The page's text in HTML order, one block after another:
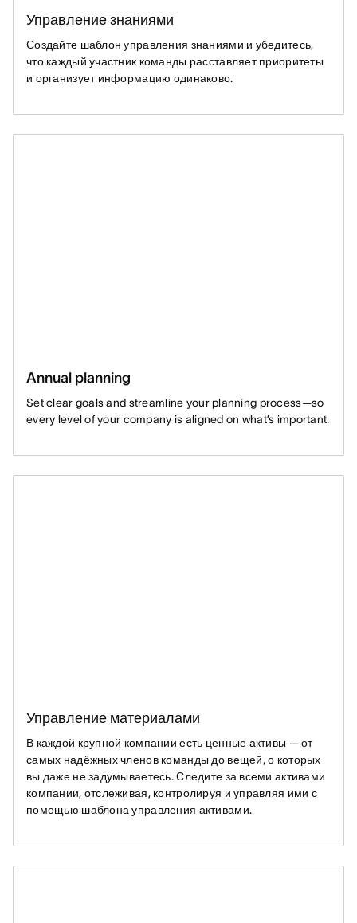
Управление знаниями
Создайте шаблон управления знаниями и убедитесь,
что каждый участник команды расставляет приоритеты
и организует информацию одинаково.
Annual planning
Set clear goals and streamline your planning process—so
every level of your company is aligned on what’s important.
Управление материалами
В каждой крупной компании есть ценные активы — от
самых надёжных членов команды до вещей, о которых
вы даже не задумываетесь. Следите за всеми активами
компании, отслеживая, контролируя и управляя ими с
помощью шаблона управления активами.